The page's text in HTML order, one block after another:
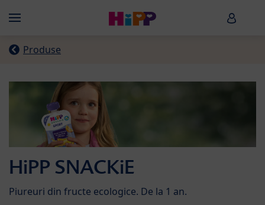
Menü HiPP
Produse
HiPP SNACKiE
Piureuri din fructe ecologice. De la 1 an.